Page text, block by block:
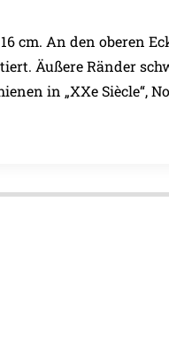
cm. An den oberen
Äußere Ränder
in „XXe Siècle“,